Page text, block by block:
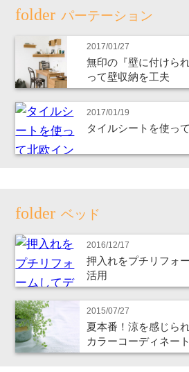
パーテーション
2017/01/27
無印の『壁に付けら
って壁収納を工夫
2017/01/19
タイルシートを使っ
ベッド
2016/12/17
押入れをプチリフォ
活用
2015/07/27
夏本番！涼を感じら
カラーコーディネート